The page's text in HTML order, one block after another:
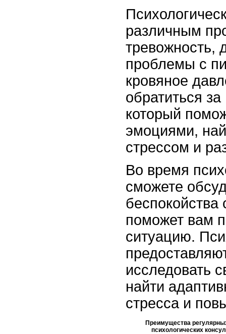
различным
тревожность,
проблемы с
кровяное
обратиться
который
эмоциями,
стрессом и
Во время
сможете
поможет вам
ситуацию.
исследовать
найти
стресса и
Преимущества
психологических